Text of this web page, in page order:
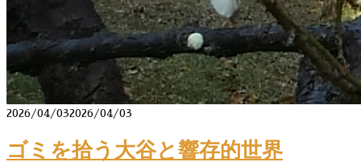
2026/04/032026/04/03
ゴミを拾う大谷と響存的世界